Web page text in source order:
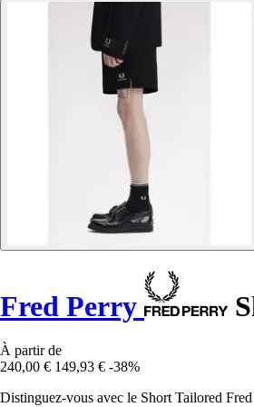
Fred Perry
À partir de
240,00 € 149,93 € -38%
Distinguez-vous avec le Short Tailored